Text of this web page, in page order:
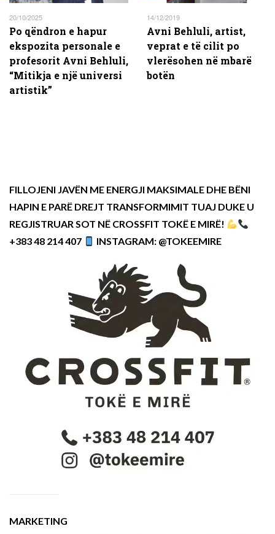
20/10/2025
Po qëndron e hapur
ekspozita personale e
profesorit Avni Behluli,
“Mitikja e një universi
artistik”
14/12/2019
Avni Behluli, artist,
veprat e të cilit po
vlerësohen në mbarë
botën
FILLOJENI JAVËN ME ENERGJI MAKSIMALE DHE BËNI
HAPIN E PARË DREJT TRANSFORMIMIT TUAJ DUKE U
REGJISTRUAR SOT NË CROSSFIT TOKË E MIRË!
+383 48 214 407
INSTAGRAM: @TOKEEMIRE
MARKETING